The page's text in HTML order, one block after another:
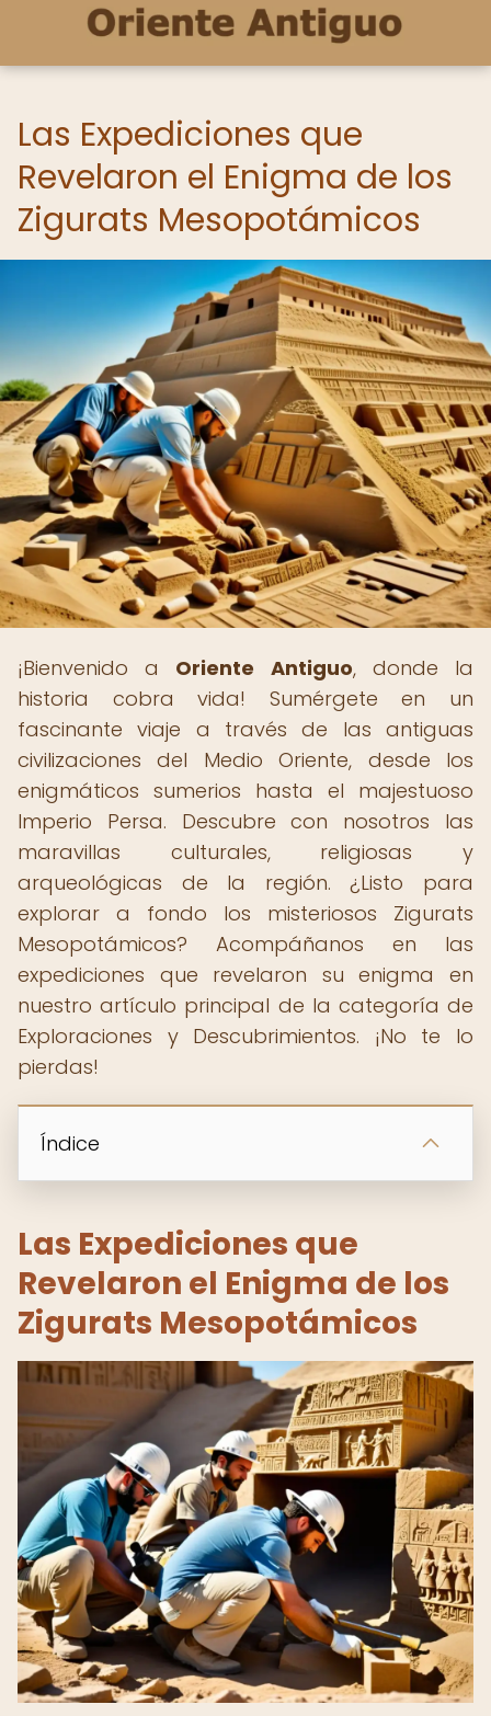
Las Expediciones que
Revelaron el Enigma de los
Zigurats Mesopotámicos
¡Bienvenido a Oriente Antiguo, donde la
historia cobra vida! Sumérgete en un
fascinante viaje a través de las antiguas
civilizaciones del Medio Oriente, desde los
enigmáticos sumerios hasta el majestuoso
Imperio Persa. Descubre con nosotros las
maravillas culturales, religiosas y
arqueológicas de la región. ¿Listo para
explorar a fondo los misteriosos Zigurats
Mesopotámicos? Acompáñanos en las
expediciones que revelaron su enigma en
nuestro artículo principal de la categoría de
Exploraciones y Descubrimientos. ¡No te lo
pierdas!
Índice
Las Expediciones que
Revelaron el Enigma de los
Zigurats Mesopotámicos